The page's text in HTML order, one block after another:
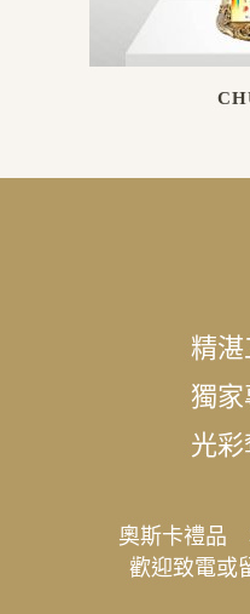
精湛
獨
光
奧斯卡禮品
歡迎致電或